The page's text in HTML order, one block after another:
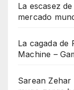
La escasez
mercado
La cagada de
Machine –
Sarean Zehar